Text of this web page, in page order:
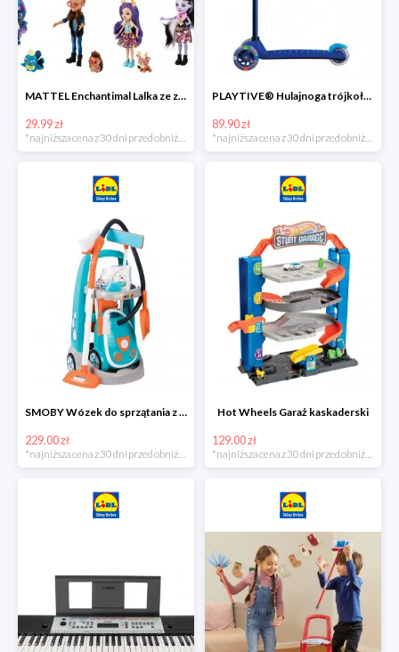
MATTEL Enchantimal Lalka ze zwierzątkiem
29.99 zł
*najniższa cena z 30 dni przed obniżką
PLAYTIVE® Hulajnoga trójkołowa Tri Scooter z diodami LED
89.90 zł
*najniższa cena z 30 dni przed obniżką
SMOBY Wózek do sprzątania z odkurzaczem
229.00 zł
Hot Wheels Garaż kaskaderski
129.00 zł